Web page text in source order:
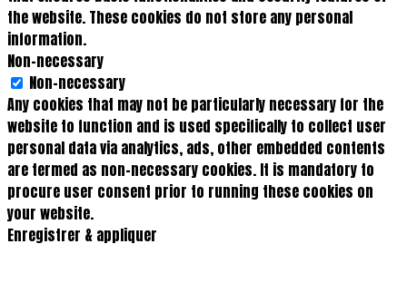
the website. These cookies do not store any personal
information.
Non-necessary
Non-necessary
Any cookies that may not be particularly necessary for the
website to function and is used specifically to collect user
personal data via analytics, ads, other embedded contents
are termed as non-necessary cookies. It is mandatory to
procure user consent prior to running these cookies on
your website.
Enregistrer & appliquer